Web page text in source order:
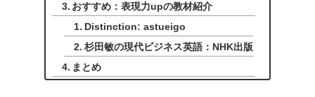
おすすめ：表現力upの教材紹介
Distinction: astueigo
杉田敏の現代ビジネス英語：NHK出版
まとめ